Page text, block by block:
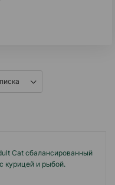
с
энергии,
Cat сбалансированный
курицей и рыбой.